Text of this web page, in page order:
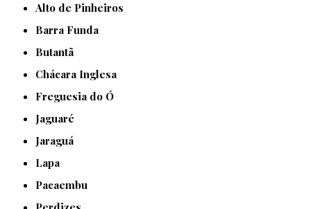
Alto de Pinheiros
Barra Funda
Butantã
Chácara Inglesa
Freguesia do Ó
Jaguaré
Jaraguá
Lapa
Pacaembu